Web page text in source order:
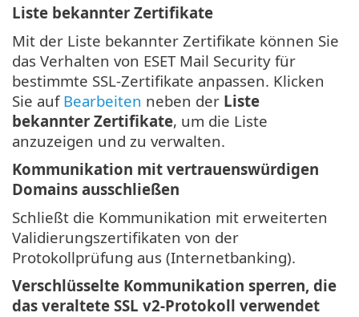
Liste bekannter Zertifikate
Mit der Liste bekannter Zertifikate können Sie
das Verhalten von ESET Mail Security für
bestimmte SSL-Zertifikate anpassen. Klicken
Sie auf Bearbeiten neben der Liste
bekannter Zertifikate, um die Liste
anzuzeigen und zu verwalten.
Kommunikation mit vertrauenswürdigen
Domains ausschließen
Schließt die Kommunikation mit erweiterten
Validierungszertifikaten von der
Protokollprüfung aus (Internetbanking).
Verschlüsselte Kommunikation sperren, die
das veraltete SSL v2-Protokoll verwendet